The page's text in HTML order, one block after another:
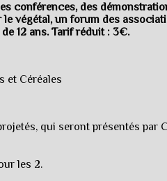
conférences, des
végétal, un forum des
12 ans. Tarif réduit : 3€.
et Céréales
qui seront présentés
les 2.